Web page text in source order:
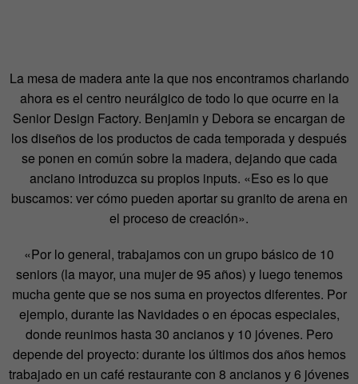
La mesa de madera ante la que nos encontramos charlando
ahora es el centro neurálgico de todo lo que ocurre en la
Senior Design Factory. Benjamin y Debora se encargan de
los diseños de los productos de cada temporada y después
se ponen en común sobre la madera, dejando que cada
anciano introduzca su propios inputs. «Eso es lo que
buscamos: ver cómo pueden aportar su granito de arena en
el proceso de creación».
«Por lo general, trabajamos con un grupo básico de 10
seniors (la mayor, una mujer de 95 años) y luego tenemos
mucha gente que se nos suma en proyectos diferentes. Por
ejemplo, durante las Navidades o en épocas especiales,
donde reunimos hasta 30 ancianos y 10 jóvenes. Pero
depende del proyecto: durante los últimos dos años hemos
trabajado en un café restaurante con 8 ancianos y 6 jóvenes